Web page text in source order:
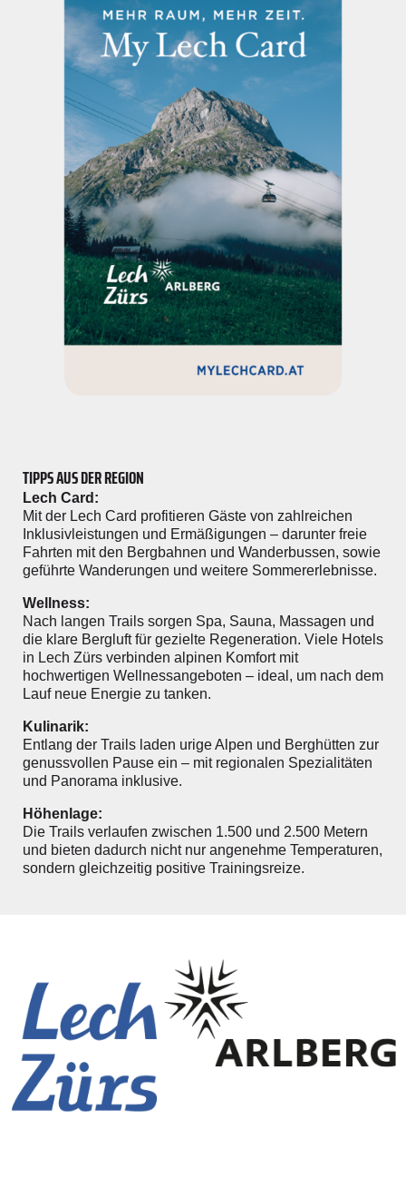
TIPPS AUS DER REGION
Lech Card:
Mit der Lech Card profitieren Gäste von zahlreichen
Inklusivleistungen und Ermäßigungen – darunter freie
Fahrten mit den Bergbahnen und Wanderbussen, sowie
geführte Wanderungen und weitere Sommererlebnisse.
Wellness:
Nach langen Trails sorgen Spa, Sauna, Massagen und
die klare Bergluft für gezielte Regeneration. Viele Hotels
in Lech Zürs verbinden alpinen Komfort mit
hochwertigen Wellnessangeboten – ideal, um nach dem
Lauf neue Energie zu tanken.
Kulinarik:
Entlang der Trails laden urige Alpen und Berghütten zur
genussvollen Pause ein – mit regionalen Spezialitäten
und Panorama inklusive.
Höhenlage:
Die Trails verlaufen zwischen 1.500 und 2.500 Metern
und bieten dadurch nicht nur angenehme Temperaturen,
sondern gleichzeitig positive Trainingsreize.